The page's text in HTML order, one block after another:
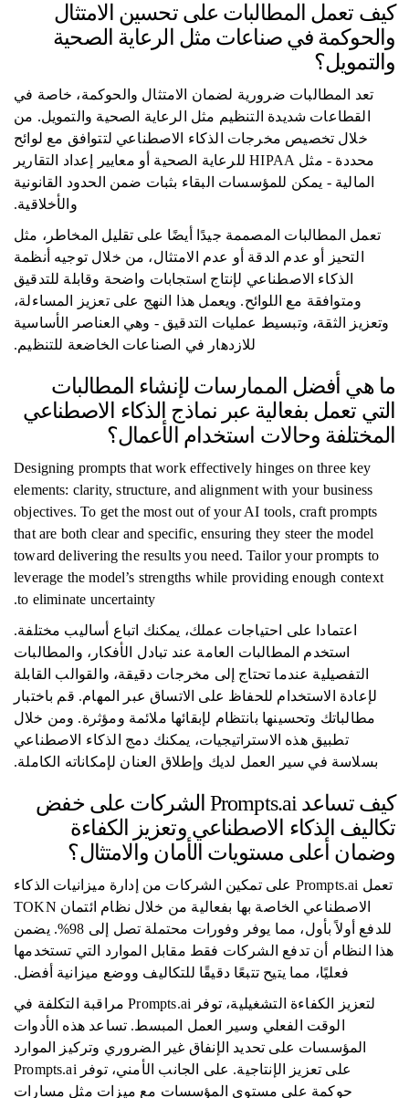
كيف تعمل المطالبات على تحسين الامتثال
والحوكمة في صناعات مثل الرعاية الصحية
والتمويل؟
تعد المطالبات ضرورية لضمان الامتثال والحوكمة، خاصة في
القطاعات شديدة التنظيم مثل الرعاية الصحية والتمويل. من
خلال تخصيص مخرجات الذكاء الاصطناعي لتتوافق مع لوائح
محددة - مثل HIPAA للرعاية الصحية أو معايير إعداد التقارير
المالية - يمكن للمؤسسات البقاء بثبات ضمن الحدود القانونية
والأخلاقية.
تعمل المطالبات المصممة جيدًا أيضًا على تقليل المخاطر، مثل
التحيز أو عدم الدقة أو عدم الامتثال، من خلال توجيه أنظمة
الذكاء الاصطناعي لإنتاج استجابات واضحة وقابلة للتدقيق
ومتوافقة مع اللوائح. ويعمل هذا النهج على تعزيز المساءلة،
وتعزيز الثقة، وتبسيط عمليات التدقيق - وهي العناصر الأساسية
للازدهار في الصناعات الخاضعة للتنظيم.
ما هي أفضل الممارسات لإنشاء المطالبات
التي تعمل بفعالية عبر نماذج الذكاء الاصطناعي
المختلفة وحالات استخدام الأعمال؟
Designing prompts that work effectively hinges on three key
elements: clarity, structure, and alignment with your business
objectives. To get the most out of your AI tools, craft prompts
that are both clear and specific, ensuring they steer the model
toward delivering the results you need. Tailor your prompts to
leverage the model’s strengths while providing enough context
to eliminate uncertainty.
اعتمادا على احتياجات عملك، يمكنك اتباع أساليب مختلفة.
استخدم المطالبات العامة عند تبادل الأفكار، والمطالبات
التفصيلية عندما تحتاج إلى مخرجات دقيقة، والقوالب القابلة
لإعادة الاستخدام للحفاظ على الاتساق عبر المهام. قم باختبار
مطالباتك وتحسينها بانتظام لإبقائها ملائمة ومؤثرة. ومن خلال
تطبيق هذه الاستراتيجيات، يمكنك دمج الذكاء الاصطناعي
بسلاسة في سير العمل لديك وإطلاق العنان لإمكاناته الكاملة.
كيف تساعد Prompts.ai الشركات على خفض
تكاليف الذكاء الاصطناعي وتعزيز الكفاءة
وضمان أعلى مستويات الأمان والامتثال؟
تعمل Prompts.ai على تمكين الشركات من إدارة ميزانيات الذكاء
الاصطناعي الخاصة بها بفعالية من خلال نظام ائتمان TOKN
للدفع أولاً بأول، مما يوفر وفورات محتملة تصل إلى 98%. يضمن
هذا النظام أن تدفع الشركات فقط مقابل الموارد التي تستخدمها
فعليًا، مما يتيح تتبعًا دقيقًا للتكاليف ووضع ميزانية أفضل.
لتعزيز الكفاءة التشغيلية، توفر Prompts.ai مراقبة التكلفة في
الوقت الفعلي وسير العمل المبسط. تساعد هذه الأدوات
المؤسسات على تحديد الإنفاق غير الضروري وتركيز الموارد
على تعزيز الإنتاجية. على الجانب الأمني، توفر Prompts.ai
حوكمة على مستوى المؤسسات مع ميزات مثل مسارات